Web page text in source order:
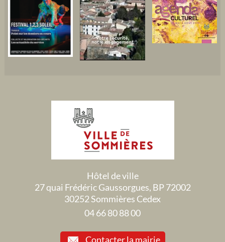
Hôtel de ville
27 quai Frédéric Gaussorgues, BP 72002
30252 Sommières Cedex
04 66 80 88 00
Contacter la mairie